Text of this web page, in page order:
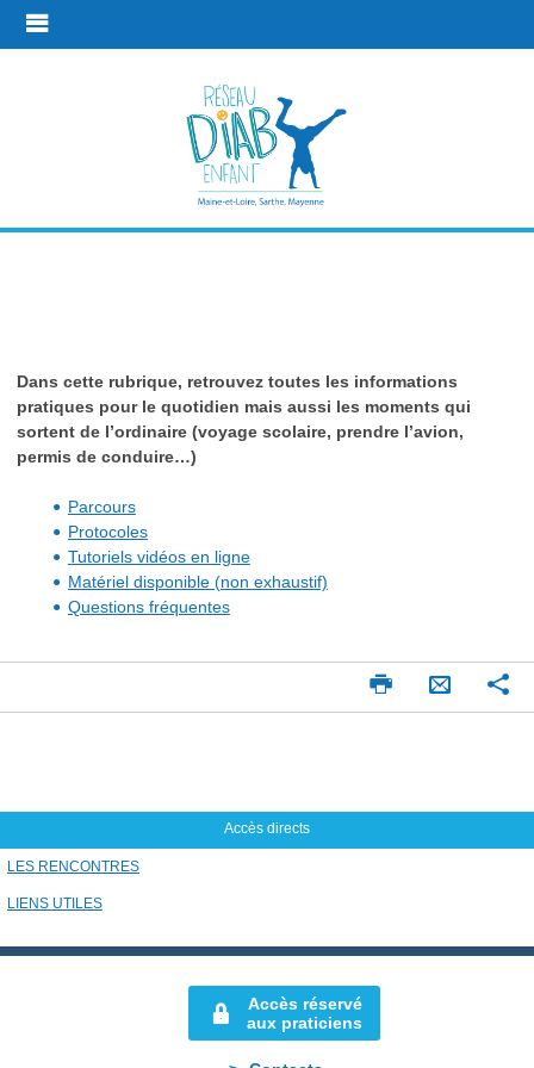
Liens utiles
Dans cette rubrique, retrouvez toutes les informations
pratiques pour le quotidien mais aussi les moments qui
sortent de l’ordinaire (voyage scolaire, prendre l’avion,
permis de conduire…)
Parcours
Protocoles
Tutoriels vidéos en ligne
Matériel disponible (non exhaustif)
Questions fréquentes
ImprimerEnvoyer
par
Accès directs
LES RENCONTRES
LIENS UTILES
Accès réservé
aux praticiens